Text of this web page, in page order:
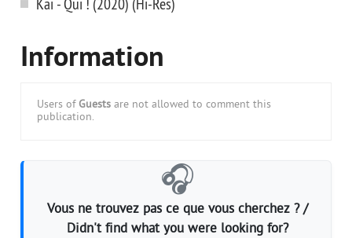
Information
Users of Guests are not allowed to comment this
publication.
🎧
Vous ne trouvez pas ce que vous cherchez ? /
Didn't find what you were looking for?